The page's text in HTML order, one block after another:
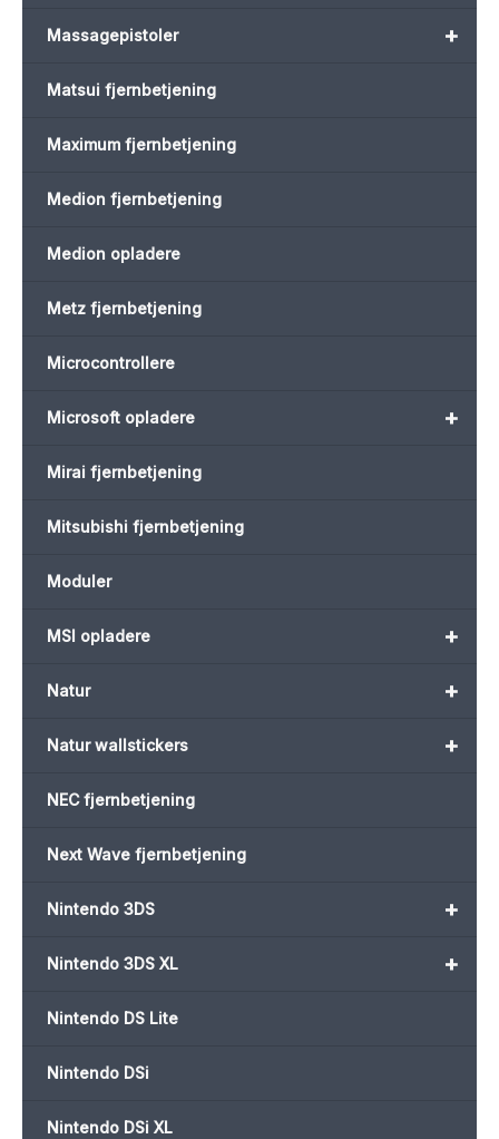
+
Massagepistoler
Matsui fjernbetjening
Maximum fjernbetjening
Medion fjernbetjening
Medion opladere
Metz fjernbetjening
Microcontrollere
+
Microsoft opladere
Mirai fjernbetjening
Mitsubishi fjernbetjening
Moduler
+
MSI opladere
+
Natur
+
Natur wallstickers
NEC fjernbetjening
Next Wave fjernbetjening
+
Nintendo 3DS
+
Nintendo 3DS XL
Nintendo DS Lite
Nintendo DSi
Nintendo DSi XL